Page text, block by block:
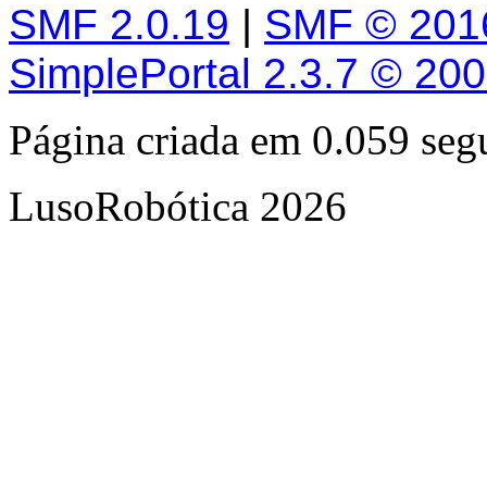
SMF 2.0.19 | SMF ©
SimplePortal 2.3.7 ©
Página criada em 0.059
LusoRobótica 2026